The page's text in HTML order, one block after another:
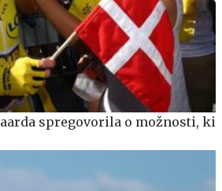
spregovorila o možnosti, ki